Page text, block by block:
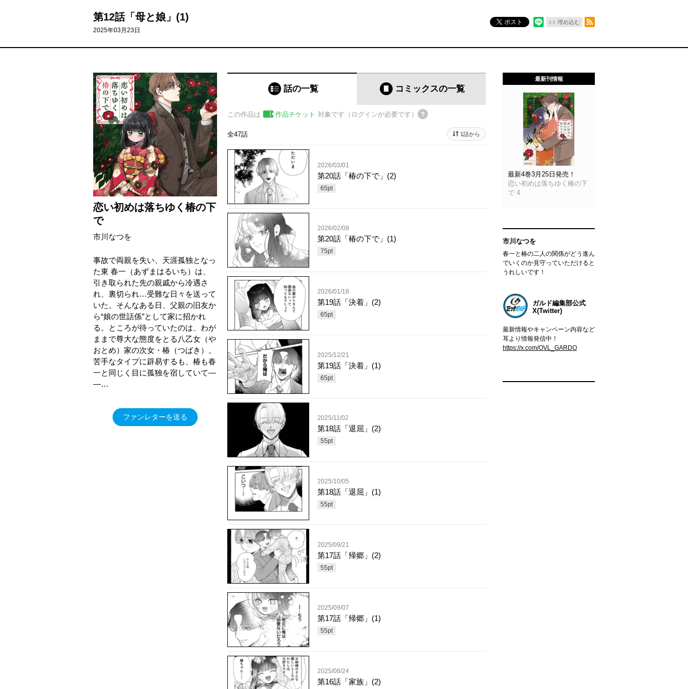
第12話「母と娘」(1)
2025年03月23日
ポスト 埋め込む
恋い初めは落ちゆく椿の下
で
市川なつを
事故で両親を失い、天涯孤独となっ
た東 春一（あずまはるいち）は、
引き取られた先の親戚から冷遇さ
れ、裏切られ…受難な日々を送って
いた。そんなある日、父親の旧友か
ら“娘の世話係”として家に招かれ
る。ところが待っていたのは、わが
ままで尊大な態度をとる八乙女（や
おとめ）家の次女・椿（つばき）。
苦手なタイプに辟易するも、椿も春
一と同じく目に孤独を宿していて―
―…
ファンレターを送る
話の一覧 コミックスの一覧
この作品は 作品チケット 対象です（ログインが必要です）
全47話 1話から
2026/03/01
第20話「椿の下で」(2)
65pt
2026/02/08
第20話「椿の下で」(1)
75pt
2026/01/18
第19話「決着」(2)
65pt
2025/12/21
第19話「決着」(1)
65pt
2025/11/02
第18話「退屈」(2)
55pt
2025/10/05
第18話「退屈」(1)
55pt
2025/09/21
第17話「帰郷」(2)
55pt
2025/09/07
第17話「帰郷」(1)
55pt
2025/08/24
第16話「家族」(2)
最新刊情報
最新4巻3月25日発売！
恋い初めは落ちゆく椿の下
で 4
市川なつを
春一と椿の二人の関係がどう進ん
でいくのか見守っていただけると
うれしいです！
ガルド編集部公式
X(Twitter)
最新情報やキャンペーン内容など
耳より情報発信中！
https://x.com/OVL_GARDO